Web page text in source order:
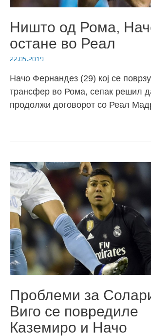
Ништо од Рома,
остане во Реал
22.05.2019
Начо Фернандез (29) кој се
трансфер во Рома, сепак решил
продолжи договорот со Реал
Проблеми за
Виго се повредиле
Каземиро и Начо